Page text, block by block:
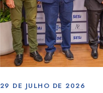
29 DE JULHO DE 2026